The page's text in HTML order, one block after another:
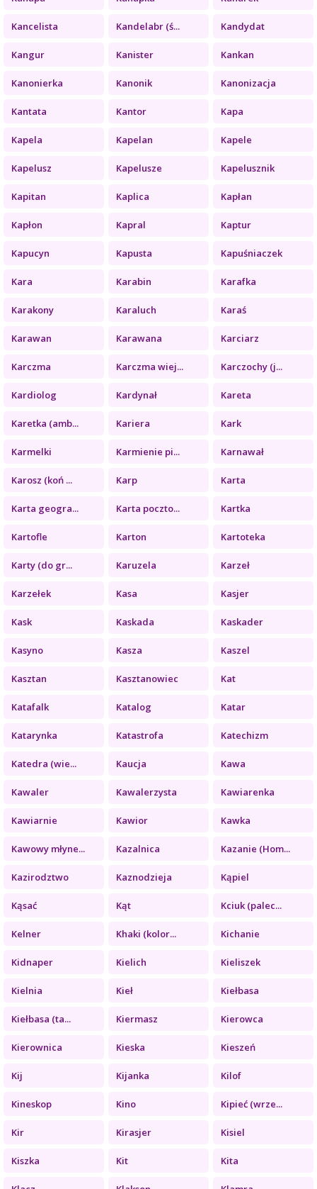
Kancelista Kandelabr (ś... Kandydat
Kangur Kanister Kankan
Kanonierka Kanonik Kanonizacja
Kantata Kantor Kapa
Kapela Kapelan Kapele
Kapelusz Kapelusze Kapelusznik
Kapitan Kaplica Kapłan
Kapłon Kapral Kaptur
Kapucyn Kapusta Kapuśniaczek
Kara Karabin Karafka
Karakony Karaluch Karaś
Karawan Karawana Karciarz
Karczma Karczma wiej... Karczochy (j...
Kardiolog Kardynał Kareta
Karetka (amb... Kariera Kark
Karmelki Karmienie pi... Karnawał
Karosz (koń ... Karp Karta
Karta geogra... Karta poczto... Kartka
Kartofle Karton Kartoteka
Karty (do gr... Karuzela Karzeł
Karzełek Kasa Kasjer
Kask Kaskada Kaskader
Kasyno Kasza Kaszel
Kasztan Kasztanowiec Kat
Katafalk Katalog Katar
Katarynka Katastrofa Katechizm
Katedra (wie... Kaucja Kawa
Kawaler Kawalerzysta Kawiarenka
Kawiarnie Kawior Kawka
Kawowy młyne... Kazalnica Kazanie (Hom...
Kazirodztwo Kaznodzieja Kąpiel
Kąsać Kąt Kciuk (palec...
Kelner Khaki (kolor... Kichanie
Kidnaper Kielich Kieliszek
Kielnia Kieł Kiełbasa
Kiełbasa (ta... Kiermasz Kierowca
Kierownica Kieska Kieszeń
Kij Kijanka Kilof
Kineskop Kino Kipieć (wrze...
Kir Kirasjer Kisiel
Kiszka Kit Kita